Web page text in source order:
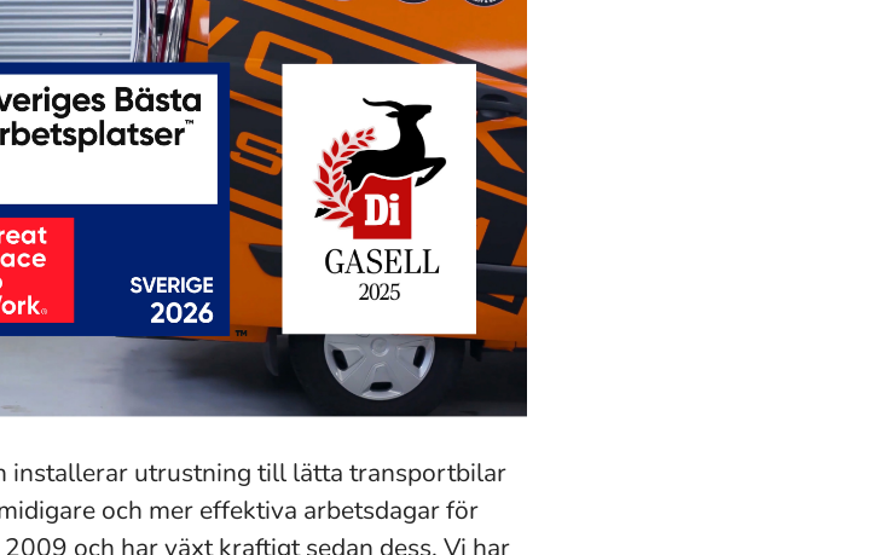
installerar utrustning till lätta transportbilar
och mer effektiva arbetsdagar för
och har växt kraftigt sedan dess. Vi har